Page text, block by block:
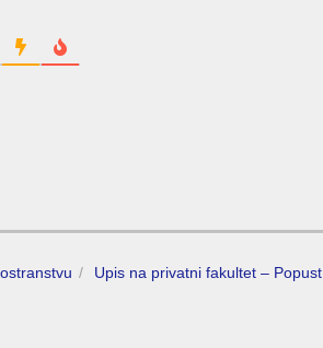
Upis na privatni fakultet – Popust